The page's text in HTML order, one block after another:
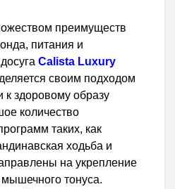
преимуществ
питания и
Calista Luxury
своим подходом
к здоровому образу
количество
таких, как
ходьба и
на укрепление
тонуса.